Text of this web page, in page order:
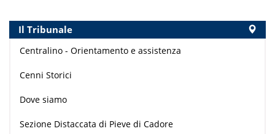
Il Tribunale
Centralino - Orientamento e assistenza
Cenni Storici
Dove siamo
Sezione Distaccata di Pieve di Cadore